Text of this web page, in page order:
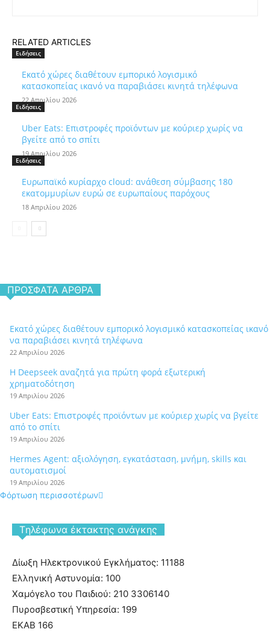
RELATED ARTICLES
Ειδήσεις
Εκατό χώρες διαθέτουν εμπορικό λογισμικό
κατασκοπείας ικανό να παραβιάσει κινητά τηλέφωνα
22 Απριλίου 2026
Ειδήσεις
Uber Eats: Επιστροφές προϊόντων με κούριερ χωρίς να
βγείτε από το σπίτι
19 Απριλίου 2026
Ειδήσεις
Ευρωπαϊκό κυρίαρχο cloud: ανάθεση σύμβασης 180
εκατομμυρίων ευρώ σε ευρωπαίους παρόχους
18 Απριλίου 2026
ΠΡΌΣΦΑΤΑ ΆΡΘΡΑ
Εκατό χώρες διαθέτουν εμπορικό λογισμικό κατασκοπείας ικανό
να παραβιάσει κινητά τηλέφωνα
22 Απριλίου 2026
Η Deepseek αναζητά για πρώτη φορά εξωτερική
χρηματοδότηση
19 Απριλίου 2026
Uber Eats: Επιστροφές προϊόντων με κούριερ χωρίς να βγείτε
από το σπίτι
19 Απριλίου 2026
Hermes Agent: αξιολόγηση, εγκατάσταση, μνήμη, skills και
αυτοματισμοί
19 Απριλίου 2026
Φόρτωση περισσοτέρων
Tηλέφωνα έκτακτης ανάγκης
Δίωξη Ηλεκτρονικού Εγκλήματος: 11188
Ελληνική Αστυνομία: 100
Χαμόγελο του Παιδιού: 210 3306140
Πυροσβεστική Υπηρεσία: 199
ΕΚΑΒ 166